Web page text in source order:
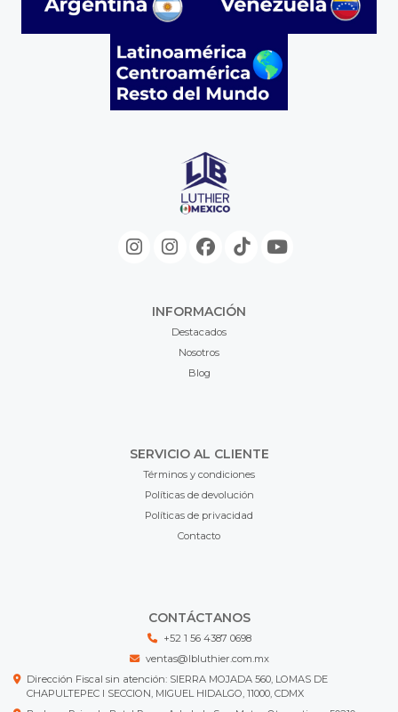
INFORMACIÓN
Destacados
Nosotros
Blog
SERVICIO AL CLIENTE
Términos y condiciones
Políticas de devolución
Políticas de privacidad
Contacto
CONTÁCTANOS
+52 1 56 4387 0698
ventas@lbluthier.com.mx
Dirección Fiscal sin atención: SIERRA MOJADA 560, LOMAS DE
CHAPULTEPEC I SECCION, MIGUEL HIDALGO, 11000, CDMX